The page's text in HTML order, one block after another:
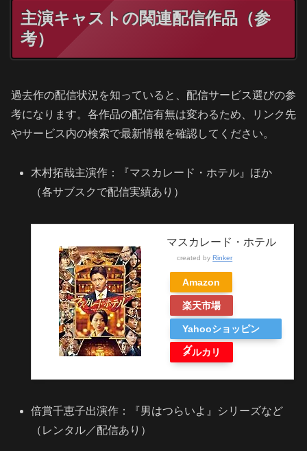
主演キャストの関連配信作品（参
考）
過去作の配信状況を知っていると、配信サービス選びの参
考になります。各作品の配信有無は変わるため、リンク先
やサービス内の検索で最新情報を確認してください。
木村拓哉主演作：『マスカレード・ホテル』ほか
（各サブスクで配信実績あり）
マスカレード・ホテル
created byRinker
Amazon
楽天市場
Yahooショッピン
グ
メルカリ
倍賞千恵子出演作：『男はつらいよ』シリーズなど
（レンタル／配信あり）